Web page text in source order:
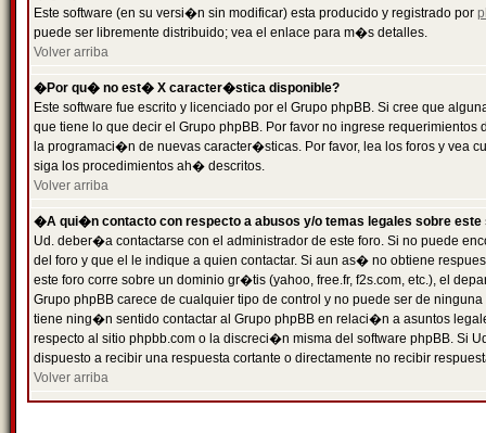
Este software (en su versi�n sin modificar) esta producido y registrado por
puede ser libremente distribuido; vea el enlace para m�s detalles.
Volver arriba
�Por qu� no est� X caracter�stica disponible?
Este software fue escrito y licenciado por el Grupo phpBB. Si cree que
que tiene lo que decir el Grupo phpBB. Por favor no ingrese
la programaci�n de nuevas caracter�sticas. Por favor, lea los foros y vea
siga los procedimientos ah� descritos.
Volver arriba
�A qui�n contacto con respecto a abusos y/o temas legales sobre este
Ud. deber�a contactarse con el administrador de este foro. Si no puede
del foro y que el le indique a quien contactar. Si aun as� no obtiene
este foro corre sobre un dominio gr�tis (yahoo, free.fr, f2s.com, etc.), el
Grupo phpBB carece de cualquier tipo de control y no puede ser de
tiene ning�n sentido contactar al Grupo phpBB en relaci�n a asuntos
respecto al sitio phpbb.com o la discreci�n misma del software phpBB. Si
dispuesto a recibir una respuesta cortante o directamente no recibir
Volver arriba